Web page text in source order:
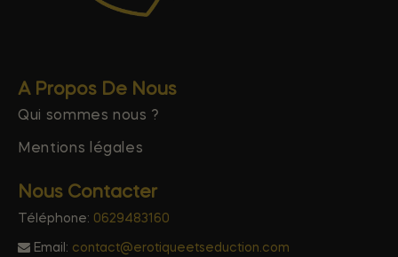
A Propos De Nous
Qui sommes nous ?
Mentions légales
Nous Contacter
Téléphone: 0629483160
Email: contact@erotiqueetseduction.com